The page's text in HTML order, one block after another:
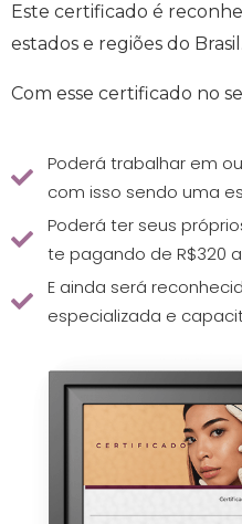
Este certificado é
estados e regiões do Brasil.
Com esse certificado no
Poderá trabalhar em
com isso sendo uma
Poderá ter seus
te pagando de R$320
E ainda será
especializada e